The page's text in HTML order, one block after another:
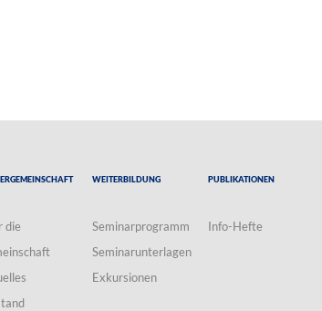
die
Weiterbildung
Seminarprogramm
Seminarunterlagen
Exkursionen
Publikationen
Info-Hefte